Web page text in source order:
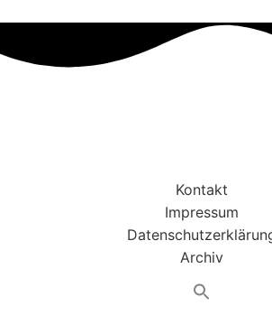
Kontakt
Impressum
Archiv